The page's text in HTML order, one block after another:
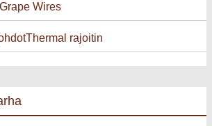
Wires
rajoitin